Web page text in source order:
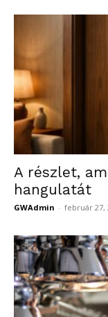
A részlet,
hangulatát
GWAdmin - február 27,